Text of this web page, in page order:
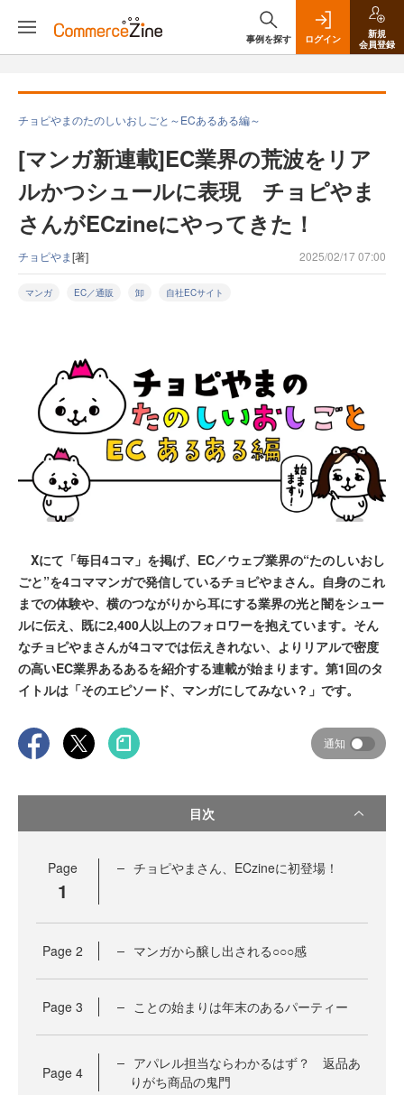
事例を探す ログイン
新規
会員登録
チョピやまのたのしいおしごと～ECあるある編～
[マンガ新連載]EC業界の荒波をリア
ルかつシュールに表現 チョピやま
さんがECzineにやってきた！
チョピやま[著] 2025/02/17 07:00
マンガ EC／通販 卸 自社ECサイト
Xにて「毎日4コマ」を掲げ、EC／ウェブ業界の“たのしいおし
ごと”を4コママンガで発信しているチョピやまさん。自身のこれ
までの体験や、横のつながりから耳にする業界の光と闇をシュー
ルに伝え、既に2,400人以上のフォロワーを抱えています。そん
なチョピやまさんが4コマでは伝えきれない、よりリアルで密度
の高いEC業界あるあるを紹介する連載が始まります。第1回のタ
イトルは「そのエピソード、マンガにしてみない？」です。
通知
目次
Page
1
チョピやまさん、ECzineに初登場！
Page 2 マンガから醸し出される○○○感
Page 3 ことの始まりは年末のあるパーティー
Page 4
アパレル担当ならわかるはず？ 返品あ
りがち商品の鬼門